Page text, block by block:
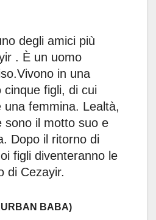
degli amici più
. È un uomo
in una
figli, di cui
femmina. Lealtà,
sono il motto suo e
Dopo il ritorno di
figli diventeranno le
di Cezayir.
BABA)